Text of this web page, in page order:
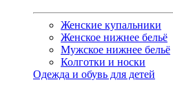
Женские купальники
Женское нижнее бельё
Мужское нижнее бельё
Колготки и носки
Одежда и обувь для детей